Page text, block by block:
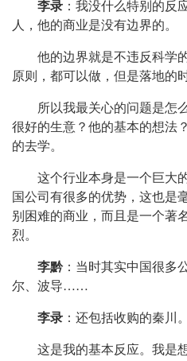
李录 ：我没什么特别的反
人，他的商业是没有边界的。
他的边界就是不违反科学
原则，都可以做，但是落地的
所以我最关心的问题是怎
很好的生意？他的基本的想法
的去学。
这个行业本身是一个巨大
国公司有很多的优势，这也是
别困难的商业，而且是一个著
烈。
李黔：当时其实中国很多
尔、波导……
李录 ：还包括收购的秦川。
这是我的基本反应。我是